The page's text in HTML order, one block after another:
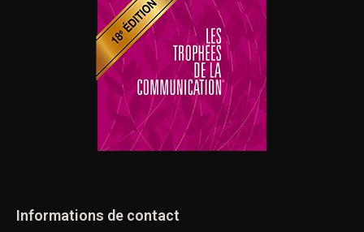
Informations de contact